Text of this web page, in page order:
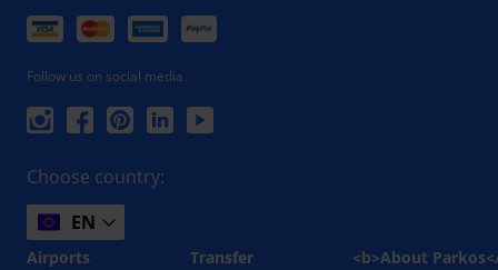
Follow us on social media
Choose country:
EN
Airports
Transfer
<b>About